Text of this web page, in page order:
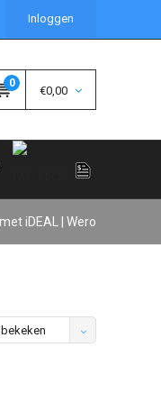
Inloggen
0
€0,00
iDEAL | Wero